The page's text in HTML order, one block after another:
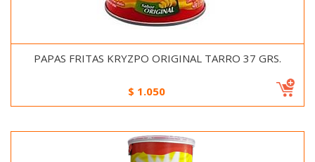
PAPAS FRITAS KRYZPO ORIGINAL TARRO 37 GRS.
$ 1.050